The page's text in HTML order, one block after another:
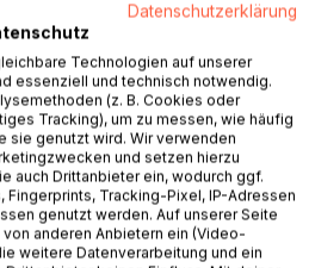
geändert, um die Unschuldigen
hier schon unschuldig?
auf dem Hietzinger Friedhof
als die Welt in Wien zu Besuch
Todesfall, der nie wirklich
Sobjeski? Kann ein 150
gelöst werden?
Wiener Wahrzeichen, das
bekannt ist. Aber was ist
Rotunde wirklich geschehen?
Datenschutzerklärung
Technologien auf unserer
essenziell und technisch notwendig.
(z. B. Cookies oder
Tracking), um zu messen, wie häufig
sie genutzt wird. Wir verwenden
und setzen hierzu
auch Drittanbieter ein, wodurch ggf.
Tracking-Pixel, IP-Adressen
genutzt werden. Auf unserer Seite
anderen Anbietern ein (Video-
weitere Datenverarbeitung und ein